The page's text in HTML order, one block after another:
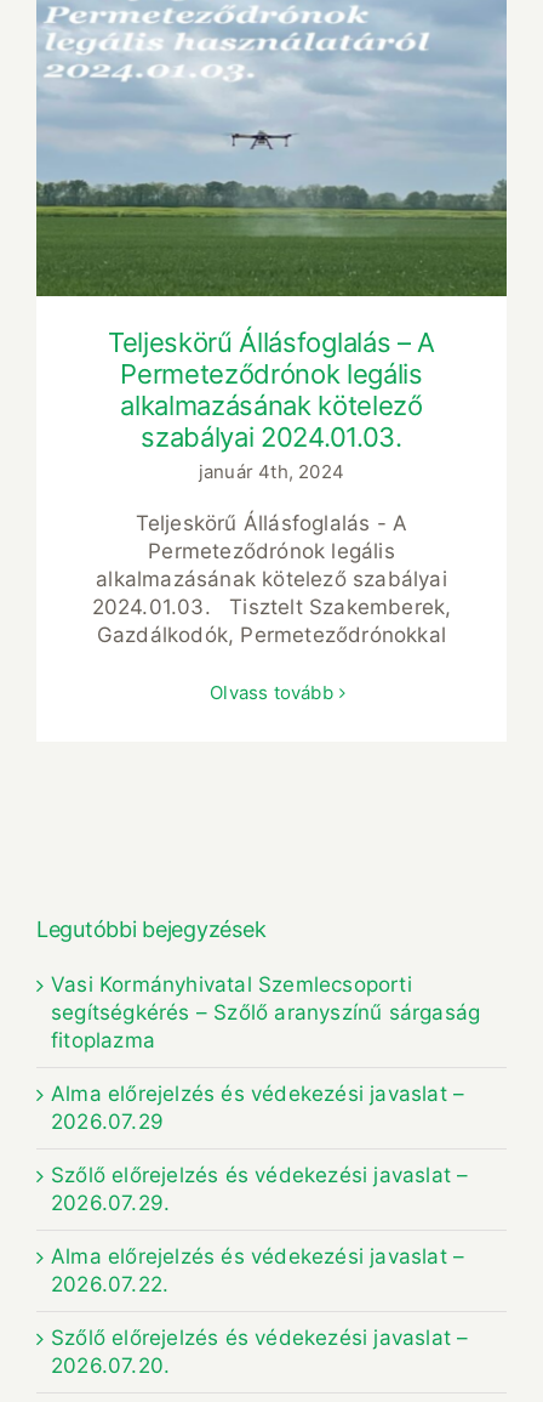
Teljeskörű Állásfoglalás – A
Permeteződrónok legális
2024.01.03.
Teljeskörű Állásfoglalás – A
Permeteződrónok legális
alkalmazásának kötelező
szabályai 2024.01.03.
január 4th, 2024
Teljeskörű Állásfoglalás - A
Permeteződrónok legális
alkalmazásának kötelező szabályai
2024.01.03. Tisztelt Szakemberek,
Gazdálkodók, Permeteződrónokkal
Olvass tovább
Legutóbbi bejegyzések
Vasi Kormányhivatal Szemlecsoporti
segítségkérés – Szőlő aranyszínű sárgaság
fitoplazma
Alma előrejelzés és védekezési javaslat –
2026.07.29
Szőlő előrejelzés és védekezési javaslat –
2026.07.29.
Alma előrejelzés és védekezési javaslat –
2026.07.22.
Szőlő előrejelzés és védekezési javaslat –
2026.07.20.